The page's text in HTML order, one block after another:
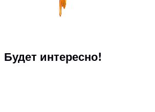
Будет интересно!